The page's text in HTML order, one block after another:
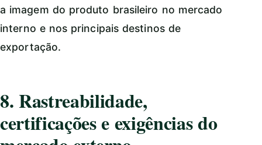
a imagem do produto brasileiro no mercado
interno e nos principais destinos de
exportação.
8. Rastreabilidade,
certificações e exigências do